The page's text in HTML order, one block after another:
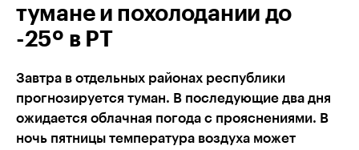
тумане и похолодании до
-25º в РТ
Завтра в отдельных районах республики
прогнозируется туман. В последующие два дня
ожидается облачная погода с прояснениями. В
ночь пятницы температура воздуха может